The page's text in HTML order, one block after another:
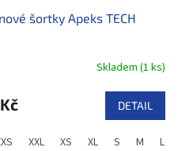
šortky Apeks TECH
Skladem (1 ks)
DETAIL
XXL XS XL S M L